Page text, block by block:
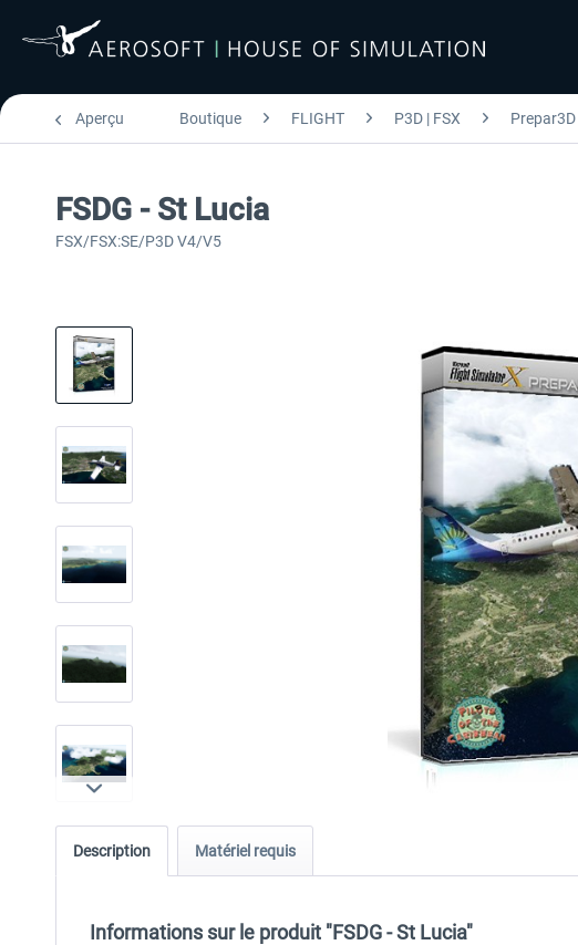
Aperçu Boutique FLIGHT P3D | FSX Prepar3D
FSDG - St Lucia
FSX/FSX:SE/P3D V4/V5
Description Matériel requis
Informations sur le produit "FSDG - St Lucia"